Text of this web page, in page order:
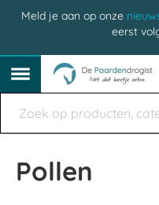
Meld je aan op onze
eerst
Pollen